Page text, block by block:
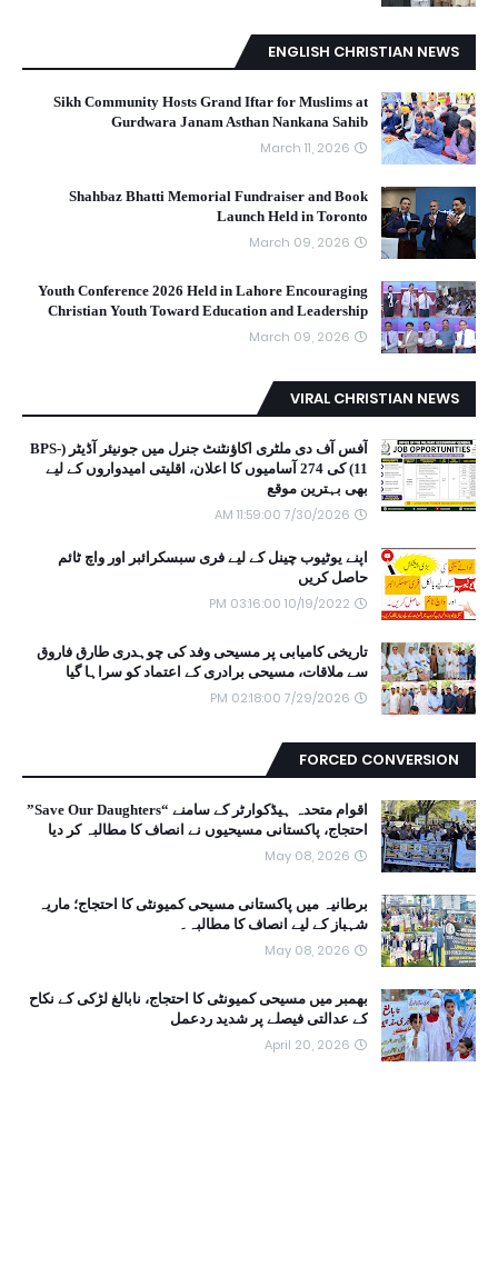
ENGLISH CHRISTIAN NEWS
Sikh Community Hosts Grand Iftar for Muslims at
Gurdwara Janam Asthan Nankana Sahib
March 11, 2026
Shahbaz Bhatti Memorial Fundraiser and Book
Launch Held in Toronto
March 09, 2026
Youth Conference 2026 Held in Lahore Encouraging
Christian Youth Toward Education and Leadership
March 09, 2026
VIRAL CHRISTIAN NEWS
آفس آف دی ملٹری اکاؤنٹنٹ جنرل میں جونیئر آڈیٹر (BPS-
11) کی 274 آسامیوں کا اعلان، اقلیتی امیدواروں کے لیے
بھی بہترین موقع
7/30/2026 11:59:00 AM
اپنے یوٹیوب چینل کے لیے فری سبسکرائبر اور واچ ٹائم
حاصل کریں
10/19/2022 03:16:00 PM
تاریخی کامیابی پر مسیحی وفد کی چوہدری طارق فاروق
سے ملاقات، مسیحی برادری کے اعتماد کو سراہا گیا
7/29/2026 02:18:00 PM
FORCED CONVERSION
اقوام متحدہ ہیڈکوارٹر کے سامنے “Save Our Daughters”
احتجاج، پاکستانی مسیحیوں نے انصاف کا مطالبہ کر دیا
May 08, 2026
برطانیہ میں پاکستانی مسیحی کمیونٹی کا احتجاج؛ ماریہ
شہباز کے لیے انصاف کا مطالبہ۔
May 08, 2026
بھمبر میں مسیحی کمیونٹی کا احتجاج، نابالغ لڑکی کے نکاح
کے عدالتی فیصلے پر شدید ردعمل
April 20, 2026